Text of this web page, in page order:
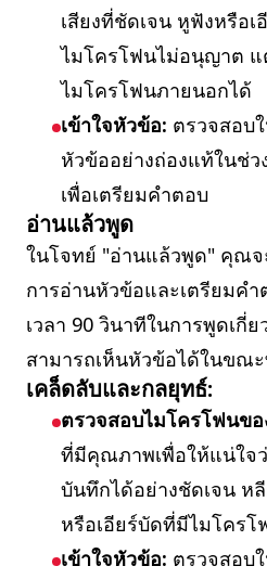
เสียงที่ชัดเจน หูฟังหรือ
ไมโครโฟนไม่อนุญาต
ไมโครโฟนภายนอกได้
เข้าใจหัวข้อ: ตรวจสอบ
หัวข้ออย่างถ่องแท้ในช่ว
เพื่อเตรียมคำตอบ
อ่านแล้วพูด
ในโจทย์ "อ่านแล้วพูด" คุณจ
การอ่านหัวข้อและเตรียมค
เวลา 90 วินาทีในการพูดเกี่
สามารถเห็นหัวข้อได้ในข
เคล็ดลับและกลยุทธ์:
ตรวจสอบไมโครโฟนข
ที่มีคุณภาพเพื่อให้แน่ใจ
บันทึกได้อย่างชัดเจน ห
หรือเอียร์บัดที่มีไมโครโ
เข้าใจหัวข้อ: ตรวจสอบ